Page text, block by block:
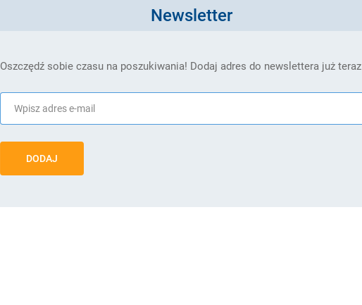
Newsletter
Oszczędź sobie czasu na poszukiwania! Dodaj adres do newslettera już teraz
DODAJ